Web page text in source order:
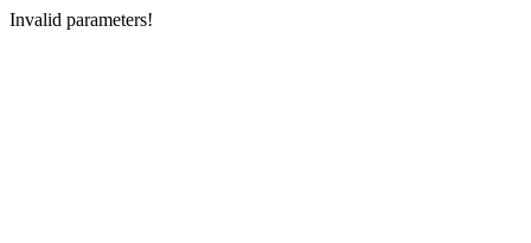
Invalid parameters!